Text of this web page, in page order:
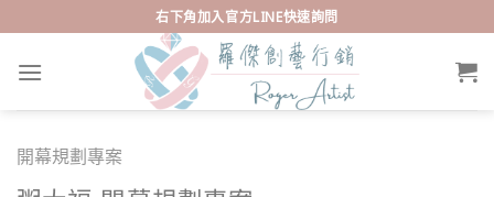
to
content
右下角加入官方LINE快速詢問
開幕規劃專案